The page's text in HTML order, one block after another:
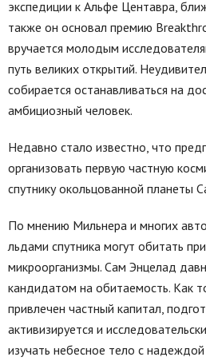
экспедиции к Альфе Центавра,
также он основал премию
вручается молодым
путь великих открытий.
собирается останавливаться на
амбициозный человек.
Недавно стало известно, что
организовать первую частную
спутнику окольцованной планеты
По мнению Мильнера и многих
льдами спутника могут обитать
микроорганизмы. Сам Энцелад
кандидатом на обитаемость. Как
привлечен частный капитал,
активизируется и
изучать небесное тело с